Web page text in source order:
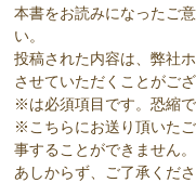
本書をお読みになったご
い。
投稿された内容は、弊社
させていただくことがござ
※は必須項目です。恐縮
※こちらにお送り頂いた
事することができません。
あしからず、ご了承くだ